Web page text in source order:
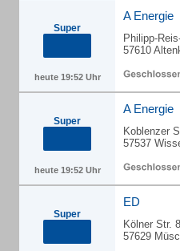
Super
heute 19:52 Uhr
A Energie
Philipp-
57610
Super
heute 19:52 Uhr
A Energie
Koblenzer
57537
Super
ED
Kölner Str. 8
57629